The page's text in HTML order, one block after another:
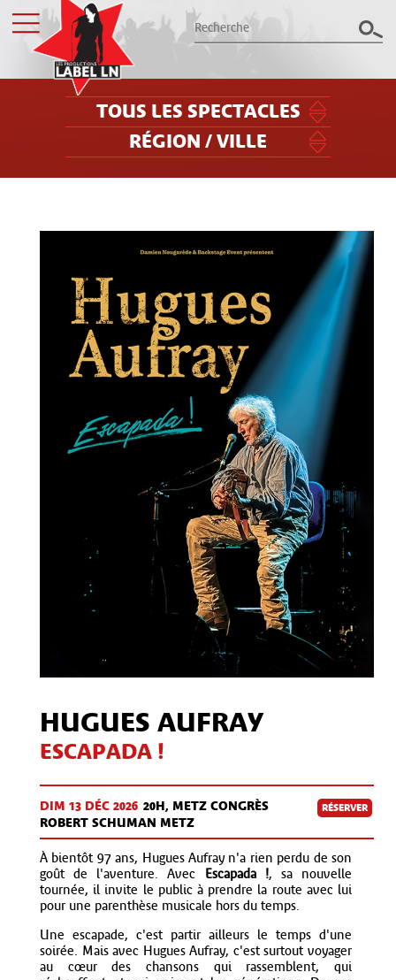
présentent le meilleur des spectacles
Billetterie
Label LN
Archives
Contact
S'inscrire à notre Newsletter
Mon compte Client /
Mon compte CSE
Mentions légales
TOUS LES SPECTACLES
RÉGION / VILLE
HUGUES AUFRAY
ESCAPADA !
DIM 13 DÉC 2026 20H, METZ CONGRÈS
ROBERT SCHUMAN METZ
RÉSERVER
À bientôt 97 ans, Hugues Aufray n'a rien perdu de son
goût de l'aventure. Avec Escapada !, sa nouvelle
tournée, il invite le public à prendre la route avec lui
pour une parenthèse musicale hors du temps.
Une escapade, c'est partir ailleurs le temps d'une
soirée. Mais avec Hugues Aufray, c'est surtout voyager
au cœur des chansons qui rassemblent, qui